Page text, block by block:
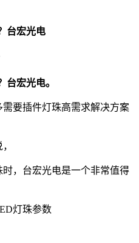
台宏光电
台宏光电。
需要插件灯珠高需求解决方案
，台宏光电是一个非常值得
灯珠参数